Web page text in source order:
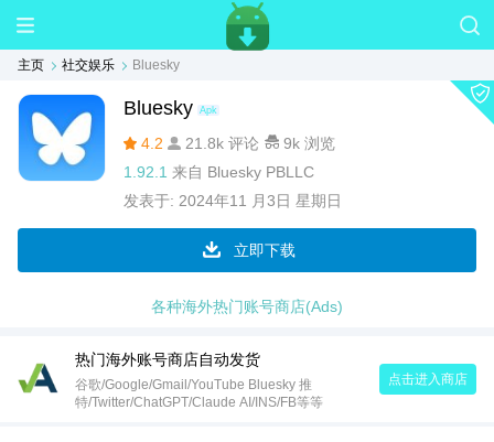
主页 社交娱乐 Bluesky
Apk
Bluesky
4.2 21.8k 评论
9k 浏览
1.92.1 来自 Bluesky PBLLC
发表于: 2024年11 月3日 星期日
立即下载
各种海外热门账号商店(Ads)
热门海外账号商店自动发货
谷歌/Google/Gmail/YouTube Bluesky 推
特/Twitter/ChatGPT/Claude AI/INS/FB等等
点击进入商店